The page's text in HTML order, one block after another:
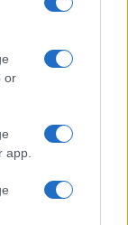
or
app.
a La
a Olbia e in
anche dal